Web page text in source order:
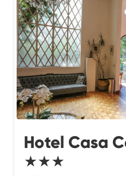
Hotel Casa
★★★